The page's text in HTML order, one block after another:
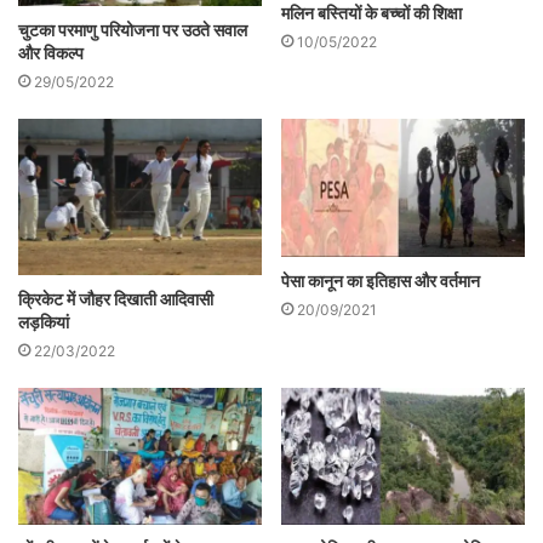
लगा है।
लोकसभा चुनाव के बाद से वे लगातार अपने असंतुष्ट
होने का सन्देश दे रहे थे। उन्हें और उनके समर्थकों
को लगता था कि पार्टी और प्रदेश की काँग्रेस
चुटका परमाणु परियोजना पर उठते सवाल
और विकल्प
29/05/2022
मलिन बस्तियों के बच्चों की शिक्षा
10/05/2022
क्रिकेट में जौहर दिखाती आदिवासी
लड़कियां
22/03/2022
पेसा कानून का इतिहास और वर्तमान
20/09/2021